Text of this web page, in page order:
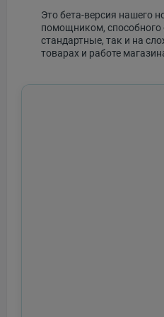
Это бета-версия нашего
помощником, способного
стандартные, так и на
товарах и работе